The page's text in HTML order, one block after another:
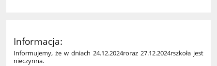
Informacja:
Informujemy, że w dniach 24.12.2024roraz 27.12.2024rszkoła jest
nieczynna.